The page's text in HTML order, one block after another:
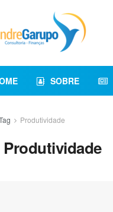
SOBRE
Produtividade
Produtividade